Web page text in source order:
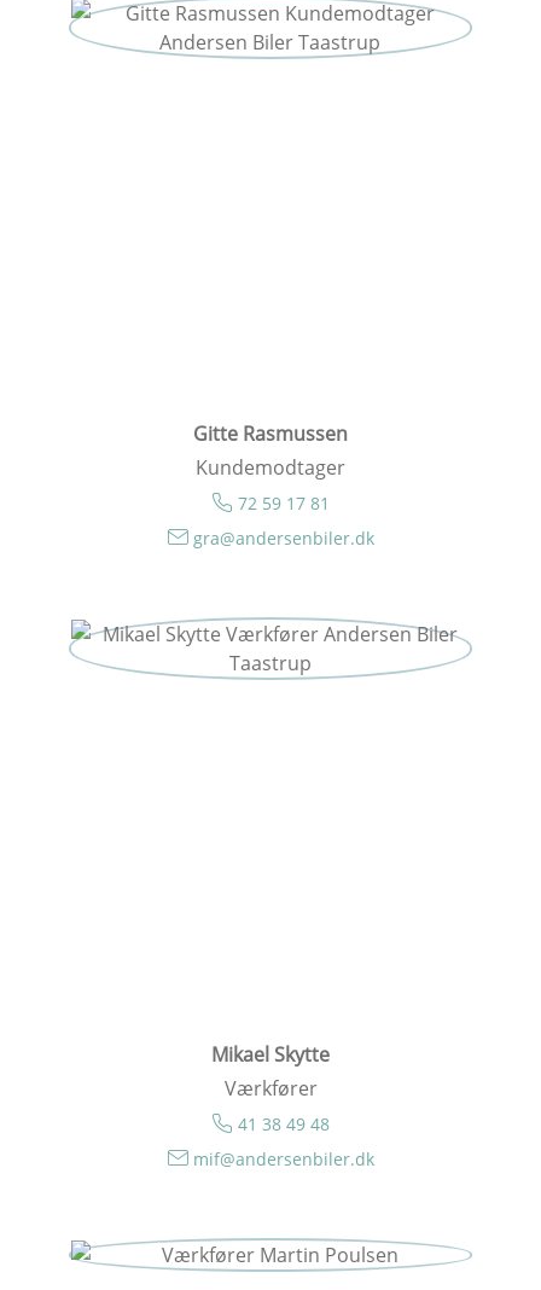
Gitte Rasmussen
Kundemodtager
72 59 17 81
gra@andersenbiler.dk
Mikael Skytte
Værkfører
41 38 49 48
mif@andersenbiler.dk